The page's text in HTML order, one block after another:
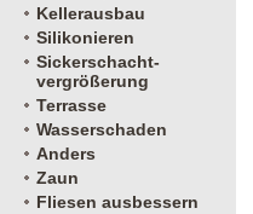
Kellerausbau
Silikonieren
Sickerschacht-
vergrößerung
Terrasse
Wasserschaden
Anders
Zaun
Fliesen ausbessern